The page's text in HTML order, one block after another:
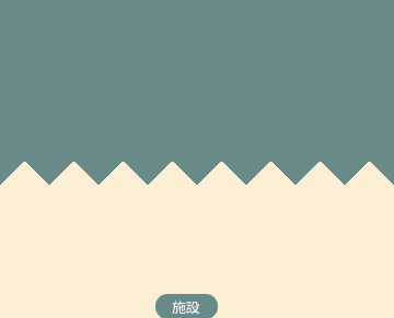
FAX. 0183-52-3502
施設